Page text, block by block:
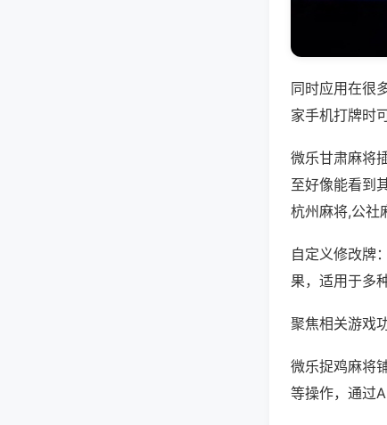
同时应用在很
家手机打牌时
微乐甘肃麻将
至好像能看到
杭州麻将,公社
自定义修改牌
果，适用于多
聚焦相关游戏
微乐捉鸡麻将
等操作，通过